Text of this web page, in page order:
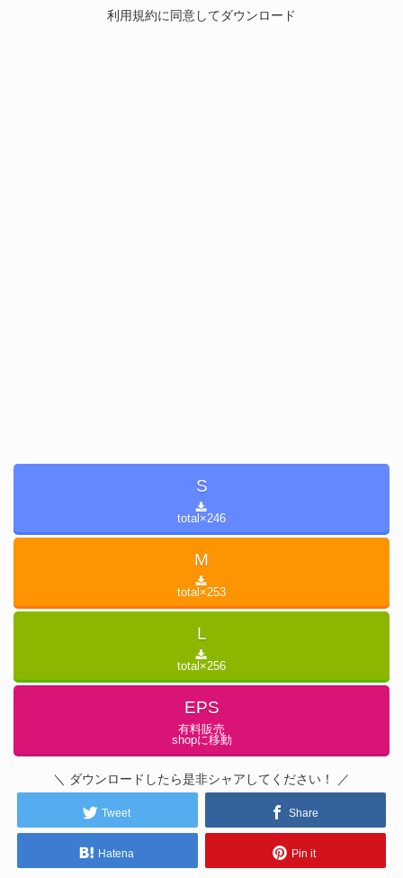
利用規約に同意してダウンロード
S
total×246
M
total×253
L
total×256
EPS
有料販売
shopに移動
＼ ダウンロードしたら是非シャアしてください！ ／
Tweet Share
Hatena Pin it